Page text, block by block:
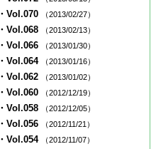
・Vol.070 （2013/02/27）
・Vol.068 （2013/02/13）
・Vol.066 （2013/01/30）
・Vol.064 （2013/01/16）
・Vol.062 （2013/01/02）
・Vol.060 （2012/12/19）
・Vol.058 （2012/12/05）
・Vol.056 （2012/11/21）
・Vol.054 （2012/11/07）